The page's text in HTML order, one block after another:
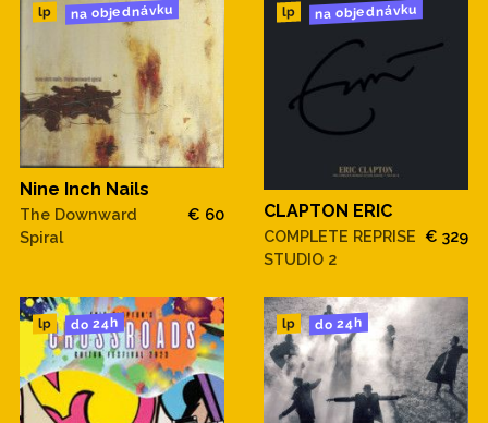
lp na objednávku
Nine Inch Nails
The Downward
Spiral
€ 60
lp na objednávku
CLAPTON ERIC
COMPLETE REPRISE
STUDIO 2
€ 329
lp do 24h lp do 24h